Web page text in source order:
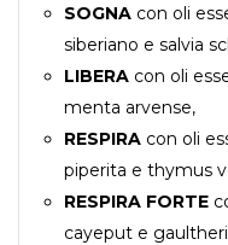
SOGNA con oli
siberiano e salvia
LIBERA con oli
menta arvense,
RESPIRA con oli
piperita e thymus
RESPIRA FORTE
cayeput e